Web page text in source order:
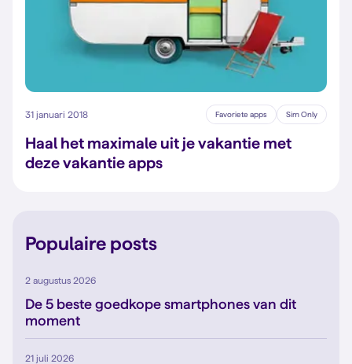
31 januari 2018 Favoriete apps Sim Only
Haal het maximale uit je vakantie met
deze vakantie apps
Populaire posts
2 augustus 2026
De 5 beste goedkope smartphones van dit
moment
21 juli 2026